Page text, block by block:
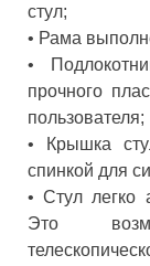
стул;
• Рама
•
прочного
пользователя;
• Крышка
спинкой для
• Стул легко
Это